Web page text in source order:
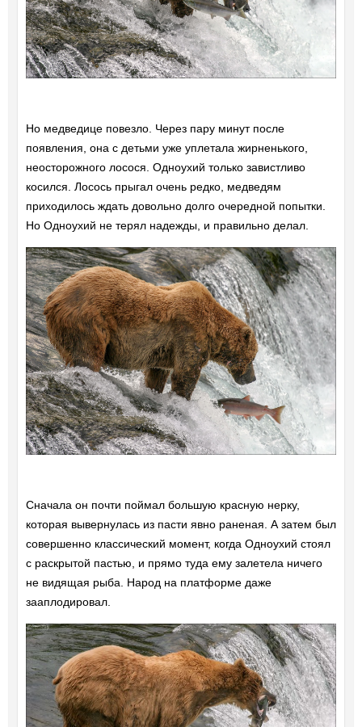
Но медведице повезло. Через пару минут после
появления, она с детьми уже уплетала жирненького,
неосторожного лосося. Одноухий только завистливо
косился. Лосось прыгал очень редко, медведям
приходилось ждать довольно долго очередной попытки.
Но Одноухий не терял надежды, и правильно делал.
Сначала он почти поймал большую красную нерку,
которая вывернулась из пасти явно раненая. А затем был
совершенно классический момент, когда Одноухий стоял
с раскрытой пастью, и прямо туда ему залетела ничего
не видящая рыба. Народ на платформе даже
зааплодировал.